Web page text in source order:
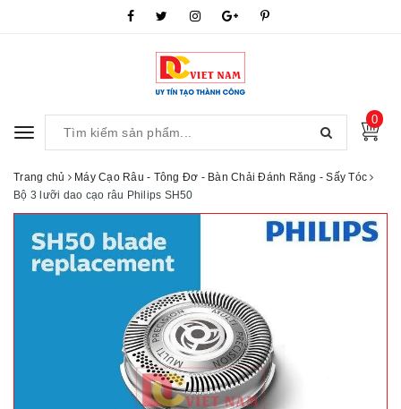
Toggle
0
Trang chủ
Máy Cạo Râu - Tông Đơ - Bàn Chải Đánh Răng - Sấy Tóc
Bộ 3 lưỡi dao cạo râu Philips SH50